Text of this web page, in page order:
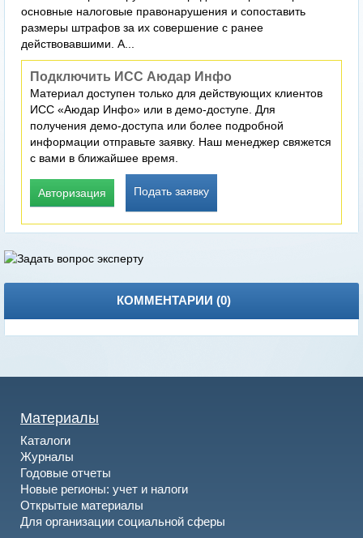
основные налоговые правонарушения и сопоставить
размеры штрафов за их совершение с ранее
действовавшими. А...
Подключить ИСС Аюдар Инфо
Материал доступен только для действующих клиентов
ИСС «Аюдар Инфо» или в демо-доступе. Для
получения демо-доступа или более подробной
информации отправьте заявку. Наш менеджер свяжется
с вами в ближайшее время.
Авторизация Подать заявку
КОММЕНТАРИИ (0)
Материалы
Каталоги
Журналы
Годовые отчеты
Новые регионы: учет и налоги
Открытые материалы
Для организации социальной сферы